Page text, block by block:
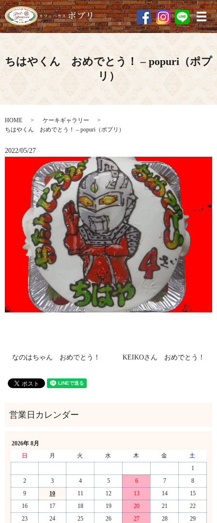
メ
ちはやくん おめでとう！ – popuri（ポプ
リ）
HOME
ケーキギャラリー
ちはやくん おめでとう！ – popuri（ポプリ）
2022/05/27
なのはちゃん おめでとう！ KEIKOさん おめでとう！
2026年 8月
日
月 火 水 木 金
土
1
2
3 4 5 6 7
8
9
10 11 12 13 14
15
16
17 18 19 20 21
22
23
24 25 26 27 28
29